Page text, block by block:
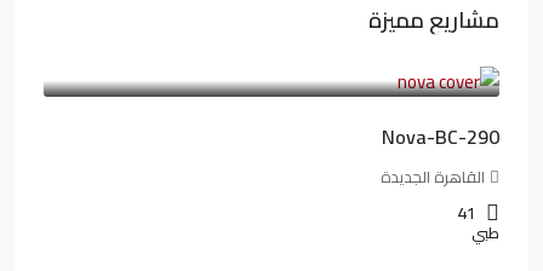
مشاريع مميزة
6,323,076LE
Nova-BC-290
القاهرة الجديدة
41
طبي
4,402,000LE